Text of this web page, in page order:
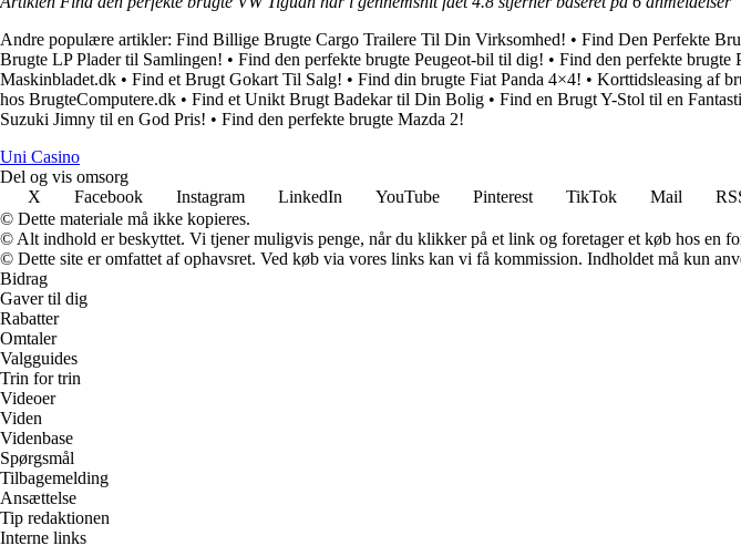
Andre populære artikler: Find Billige Brugte Cargo Trailere Til Din Virksomhed! • Find Den Perfekte
Brugte LP Plader til Samlingen! • Find den perfekte brugte Peugeot-bil til dig! • Find den perfekte brugte
Maskinbladet.dk • Find et Brugt Gokart Til Salg! • Find din brugte Fiat Panda 4×4! • Korttidsleasing af
hos BrugteComputere.dk • Find et Unikt Brugt Badekar til Din Bolig • Find en Brugt Y-Stol til en
Suzuki Jimny til en God Pris! • Find den perfekte brugte Mazda 2!
Uni Casino
Del og vis omsorg
X
Facebook Instagram LinkedIn YouTube Pinterest TikTok Mail
© Dette materiale må ikke kopieres.
© Alt indhold er beskyttet. Vi tjener muligvis penge, når du klikker på et link og foretager et køb hos en
© Dette site er omfattet af ophavsret. Ved køb via vores links kan vi få kommission. Indholdet må kun
Bidrag
Gaver til dig
Rabatter
Omtaler
Valgguides
Trin for trin
Videoer
Viden
Videnbase
Spørgsmål
Tilbagemelding
Ansættelse
Tip redaktionen
Interne links